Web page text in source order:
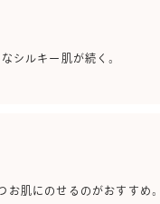
シルキー肌が続く。
肌にのせるのがおすすめ。